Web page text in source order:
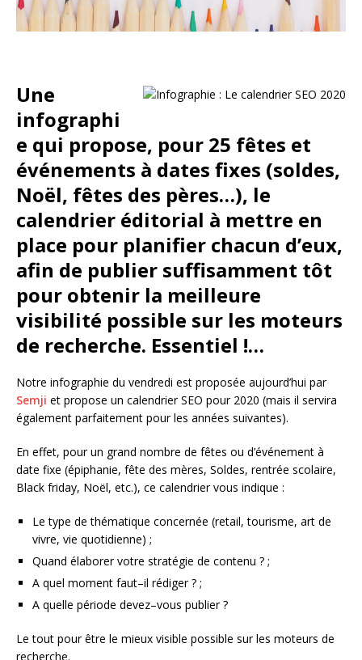
Une
infographi
e qui propose, pour 25 fêtes et
événements à dates fixes (soldes,
Noël, fêtes des pères…), le
calendrier éditorial à mettre en
place pour planifier chacun d’eux,
afin de publier suffisamment tôt
pour obtenir la meilleure
visibilité possible sur les moteurs
de recherche. Essentiel !…
Notre infographie du vendredi est proposée aujourd’hui par
Semji et propose un calendrier SEO pour 2020 (mais il servira
également parfaitement pour les années suivantes).
En effet, pour un grand nombre de fêtes ou d’événement à
date fixe (épiphanie, fête des mères, Soldes, rentrée scolaire,
Black friday, Noël, etc.), ce calendrier vous indique :
Le type de thématique concernée (retail, tourisme, art de
vivre, vie quotidienne) ;
Quand élaborer votre stratégie de contenu ? ;
A quel moment faut–il rédiger ? ;
A quelle période devez–vous publier ?
Le tout pour être le mieux visible possible sur les moteurs de
recherche.